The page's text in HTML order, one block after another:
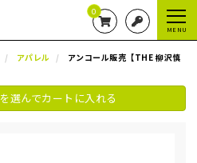
0
MENU
アパレル
アンコール販売【THE 柳沢慎
選んでカートに入れる